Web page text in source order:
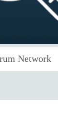
Network